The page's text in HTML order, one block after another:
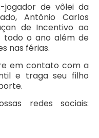
jogador de vôlei da
Antônio Carlos
de Incentivo ao
todo o ano além de
nas férias.
em contato com a
e traga seu filho
redes sociais: